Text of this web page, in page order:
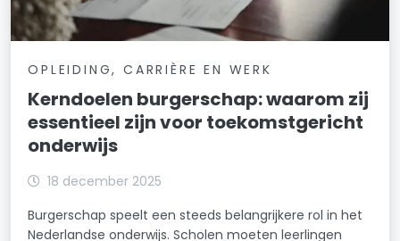
OPLEIDING, CARRIÈRE EN WERK
Kerndoelen burgerschap: waarom zij
essentieel zijn voor toekomstgericht
onderwijs
18 december 2025
Burgerschap speelt een steeds belangrijkere rol in het
Nederlandse onderwijs. Scholen moeten leerlingen